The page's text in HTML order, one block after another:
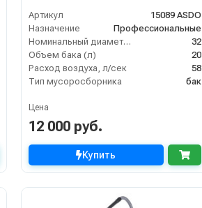
Артикул
15089 ASDO
Назначение
Профессиональные
Номинальный диаметр принадлежностей, мм
32
Объем бака (л)
20
Расход воздуха, л/сек
58
Тип мусоросборника
бак
Цена
12 000 руб.
Купить